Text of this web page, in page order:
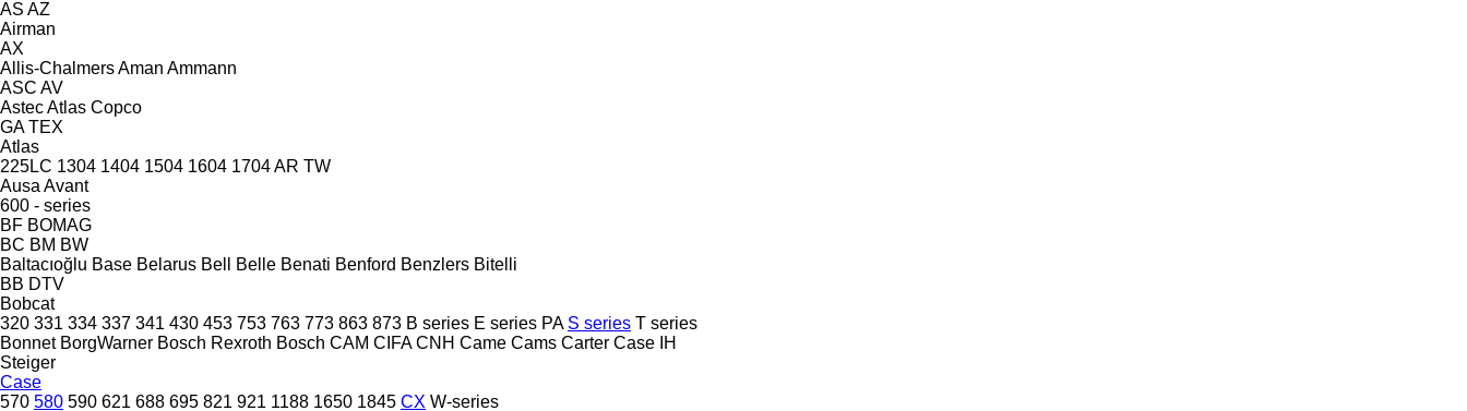
AS AZ
Airman
AX
Allis-ChalmersAman Ammann
ASC AV
AstecAtlas Copco
GA TEX
Atlas
225LC 1304 1404 1504 1604 1704AR TW
Ausa Avant
600 - series
BF BOMAG
BC BM BW
Baltacıoğlu Base Belarus Bell Belle Benati Benford Benzlers Bitelli
BB DTV
Bobcat
320 331 334 337 341 430 453 753 763 773 863 873 B series E series PA S series T series
Bonnet BorgWarner Bosch Rexroth Bosch CAM CIFA CNH Came Cams Carter Case IH
Steiger
Case
570 580 590 621 688 695 821 921 1188 1650 1845 CX W-series